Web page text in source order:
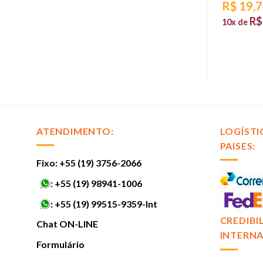
R$
10x de R$
ATENDIMENTO:
Fixo: +55 (19) 3756-2066
: +55 (19) 98941-1006
: +55 (19) 99515-9359-Int
Chat ON-LINE
Formulário
PAISES: